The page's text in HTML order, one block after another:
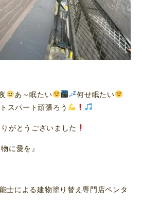
あ～眠たい
何せ眠たい
スパート頑張ろう
がとうございました
に愛を』
士による建物塗り替え専門店ペンタ